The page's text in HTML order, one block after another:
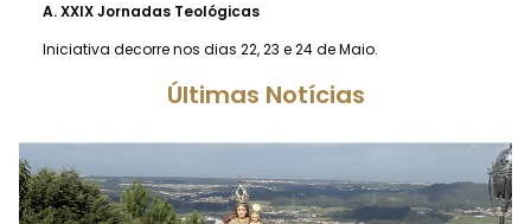
A.XXIX Jornadas Teológicas
Iniciativa decorre nos dias 22, 23 e 24 de Maio.
Últimas Notícias